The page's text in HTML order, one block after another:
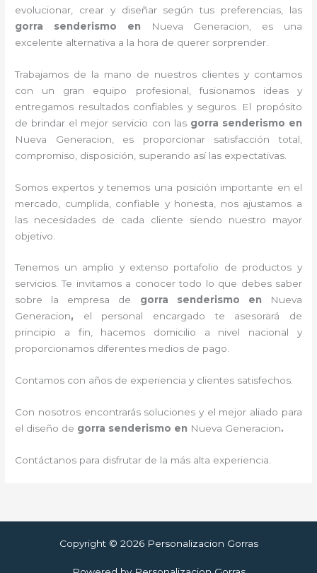
evolucionar, crear y diseñar según tus preferencias, las
gorra senderismo en
Nueva Generacion, es una
excelente alternativa a la hora de querer sorprender.
Trabajamos de la mano de nuestros clientes y contamos
con un gran equipo profesional, fusionamos ideas y
entregamos resultados confiables y seguros. El propósito
de brindar el mejor servicio con las gorra senderismo en
Nueva Generacion, es proporcionar satisfacción total,
compromiso, disposición, superando así las expectativas.
Somos expertos y tenemos una posición importante en el
mercado, cumplida, confiable y honesta, nos ajustamos a
las necesidades de cada cliente siendo nuestro mayor
objetivo.
Tenemos un amplio y extenso portafolio de productos y
servicios. Te invitamos a conocer todo lo que debes saber
sobre la empresa de gorra senderismo en
Nueva
Generacion, el personal encargado te asesorará de
principio a fin, hacemos domicilio a nivel nacional y
proporcionamos diferentes medios de pago.
Contamos con años de experiencia y clientes satisfechos.
Con nosotros encontrarás soluciones y el mejor aliado para
el diseño de gorra senderismo en Nueva Generacion.
Contáctanos para disfrutar de la más alta experiencia.
Copyright © 2026 Personalizacion Gorras